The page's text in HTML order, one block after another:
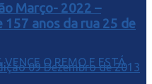
Março- 2022 –
157 anos da rua 25 de